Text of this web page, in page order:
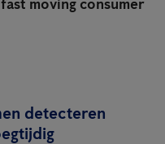
moving consumer
detecteren